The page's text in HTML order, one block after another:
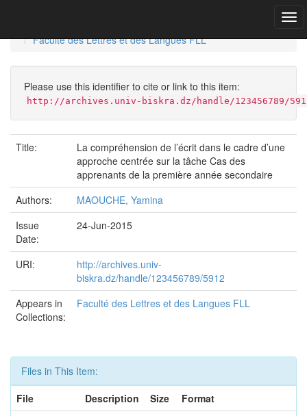
Faculté des Lettres et des Langues FLL
Please use this identifier to cite or link to this item:
http://archives.univ-biskra.dz/handle/123456789/
Title:
La compréhension de l’écrit dans le cadre d’une
approche centrée sur la tâche Cas des
apprenants de la première année secondaire
Authors:
MAOUCHE, Yamina
Issue
Date:
24-Jun-2015
URI:
http://archives.univ-
biskra.dz/handle/123456789/5912
Appears in
Collections:
Faculté des Lettres et des Langues FLL
Files in This Item:
File
Description Size
Format